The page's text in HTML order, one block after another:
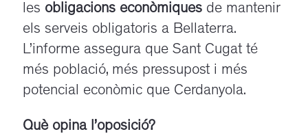
les obligacions econòmiques de mantenir
els serveis obligatoris a Bellaterra.
L’informe assegura que Sant Cugat té
més població, més pressupost i més
potencial econòmic que Cerdanyola.
Què opina l’oposició?